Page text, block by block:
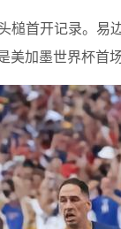
槌首开记录。易
加墨世界杯首场